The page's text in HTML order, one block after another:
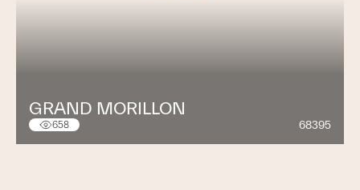
GRAND MORILLON
658 68395